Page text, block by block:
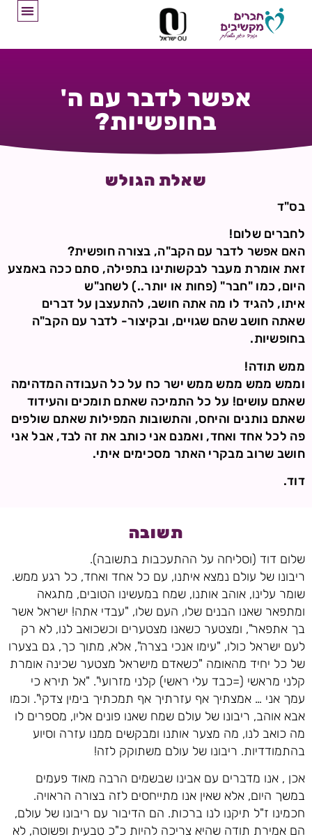
אפשר לדבר עם ה'
בחופשיות?
שאלת הגולש
בס"ד
לחברים שלום!
האם אפשר לדבר עם הקב"ה, בצורה חופשית?
זאת אומרת מעבר לבקשותינו בתפילה, סתם ככה באמצע
היום, כמו "חבר" (פחות או יותר..) לשחנ"ש
איתו, להגיד לו מה אתה חושב, להתעצבן על דברים
שאתה חושב שהם שגויים, ובקיצור- לדבר עם הקב"ה
בחופשיות.
ממש תודה!
וממש ממש ממש ממש ישר כח על כל העבודה המדהימה
שאתם עושים! על כל התמיכה שאתם תומכים והעידוד
שאתם נותנים והיחס, והתשובות המפילות שאתם שולפים
פה לכל אחד ואחד, ואמנם אני כותב את זה לבד, אבל אני
חושב שרוב מבקרי האתר מסכימים איתי.
דוד.
תשובה
שלום דוד (וסליחה על ההתעכבות בתשובה).
ריבונו של עולם נמצא איתנו, עם כל אחד ואחד, כל רגע ממש.
שומר עלינו, אוהב אותנו, שמח במעשינו הטובים, מתגאה
ומתפאר שאנו הבנים שלו, העם שלו, "עבדי אתה! ישראל אשר
בך אתפאר", ומצטער כשאנו מצטערים וכשכואב לנו, לא רק
לעם ישראל כולו, "עימו אנכי בצרה", אלא, מתוך כך, גם בצערו
של כל יחיד מהאומה "כשאדם מישראל מצטער שכינה אומרת
קלני מראשי (=כבד עלי ראשי) קלני מזרועי". "אל תירא כי
עמך אני … אמצתיך אף עזרתיך אף תמכתיך בימין צדקי". וכמו
אבא אוהב, ריבונו של עולם שמח שאנו פונים אליו, מספרים לו
מה כואב לנו, מה מצער אותנו ומבקשים ממנו עזרה וסיוע
בהתמודדיות. ריבונו של עולם משתוקק לזה!
אכן , אנו מדברים עם אבינו שבשמים הרבה מאוד פעמים
במשך היום, אלא שאין אנו מתייחסים לזה בצורה הראויה.
חכמינו ז"ל תיקנו לנו ברכות. הם הדיבור עם ריבונו של עולם,
הם אמירת תודה שהיא צריכה להיות כ"כ טבעית ופשוטה, לא